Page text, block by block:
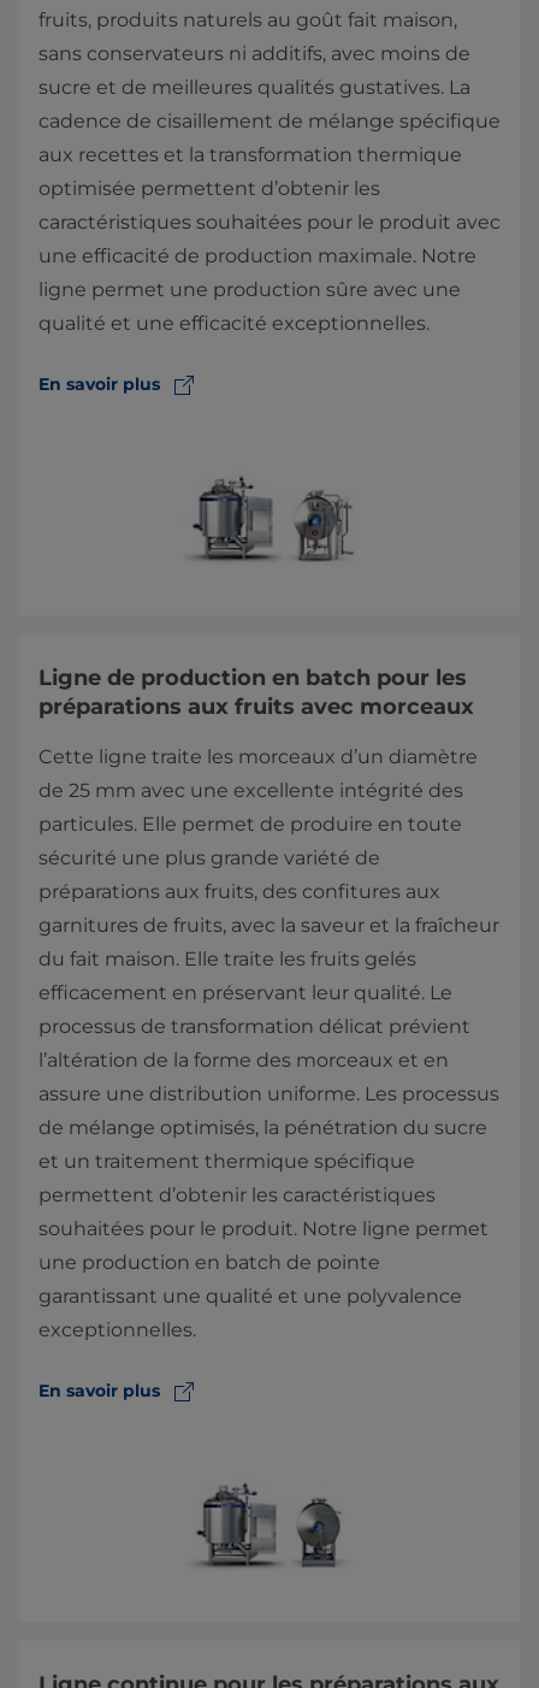
fruits, produits naturels au goût fait maison,
sans conservateurs ni additifs, avec moins de
sucre et de meilleures qualités gustatives. La
cadence de cisaillement de mélange spécifique
aux recettes et la transformation thermique
optimisée permettent d’obtenir les
caractéristiques souhaitées pour le produit avec
une efficacité de production maximale. Notre
ligne permet une production sûre avec une
qualité et une efficacité exceptionnelles.
En savoir plus
Ligne de production en batch pour les
préparations aux fruits avec morceaux
Cette ligne traite les morceaux d’un diamètre
de 25 mm avec une excellente intégrité des
particules. Elle permet de produire en toute
sécurité une plus grande variété de
préparations aux fruits, des confitures aux
garnitures de fruits, avec la saveur et la fraîcheur
du fait maison. Elle traite les fruits gelés
efficacement en préservant leur qualité. Le
processus de transformation délicat prévient
l’altération de la forme des morceaux et en
assure une distribution uniforme. Les processus
de mélange optimisés, la pénétration du sucre
et un traitement thermique spécifique
permettent d’obtenir les caractéristiques
souhaitées pour le produit. Notre ligne permet
une production en batch de pointe
garantissant une qualité et une polyvalence
exceptionnelles.
En savoir plus